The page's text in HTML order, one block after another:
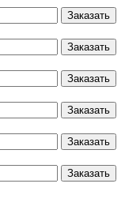
Заказать
Заказать
Заказать
Заказать
Заказать
Заказать